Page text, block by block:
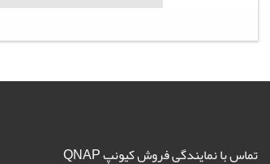
تماس با نمایندگی فروش کیونپ QNAP